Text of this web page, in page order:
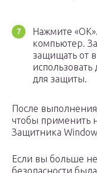
Нажмите
компьютер.
защищать от
для защиты.
После выполнения
чтобы применить
Защитника
Если вы больше
безопасности